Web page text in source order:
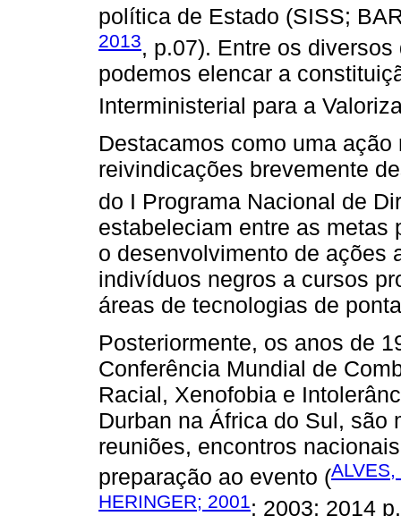
política de Estado (SISS;
2013, p.07). Entre os
podemos elencar a
Interministerial para a
Destacamos como uma
reivindicações brevemente
do I Programa Nacional de
estabeleciam entre as metas
o desenvolvimento de ações
indivíduos negros a cursos
áreas de tecnologias de
Posteriormente, os anos de
Conferência Mundial de
Racial, Xenofobia e
Durban na África do Sul, são
reuniões, encontros
preparação ao evento (
HERINGER; 2001; 2003; 2014